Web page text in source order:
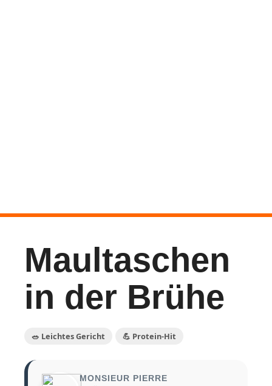
Maultaschen
in der Brühe
🥗 Leichtes Gericht 💪 Protein-Hit
MONSIEUR PIERRE